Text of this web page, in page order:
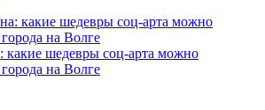
шедевры соц-арта можно
на Волге